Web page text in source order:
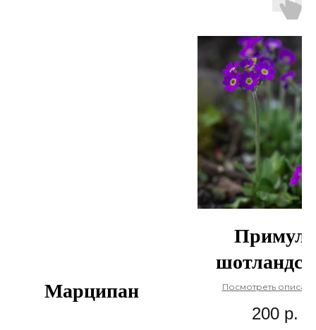
Марципан
Примула
(урожай 24
много
Посмотреть
200 р.